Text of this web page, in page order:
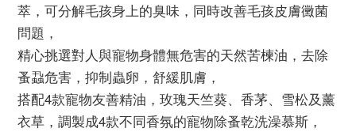
萃，可分解毛孩身上的臭味，同時改善毛孩皮膚黴菌
問題，
精心挑選對人與寵物身體無危害的天然苦楝油，去除
蚤蝨危害，抑制蟲卵，舒緩肌膚，
搭配4款寵物友善精油，玫瑰天竺葵、香茅、雪松及薰
衣草，調製成4款不同香氛的寵物除蚤乾洗澡慕斯，